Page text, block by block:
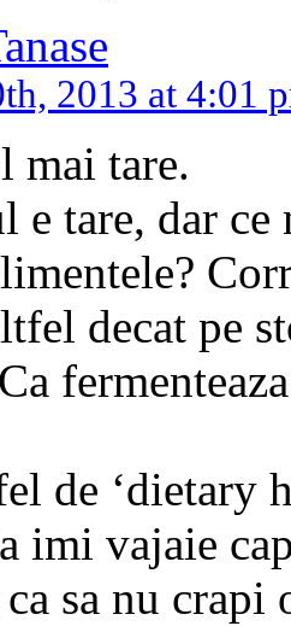
2013 at 4:01
mai tare.
e tare, dar ce
decat pe
de ‘dietary
imi vajaie
ca sa nu